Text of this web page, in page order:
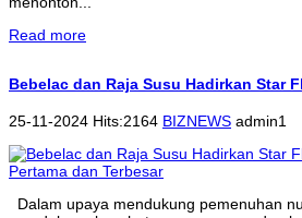
Read more
Bebelac dan Raja Susu Hadirkan Star
25-11-2024 Hits:2164 BIZNEWS admin1
Dalam upaya mendukung pemenuhan